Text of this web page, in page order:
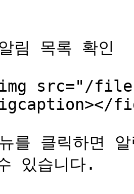
림 목록 확인
src="/files/
를 클릭하면
있습니다.